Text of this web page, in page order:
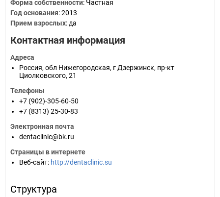
Форма собственности: Частная
Год основания:2013
Прием взрослых: да
Контактная информация
Адреса
Россия, обл Нижегородская, г Дзержинск, пр-кт
Циолковского, 21
Телефоны
+7 (902)-305-60-50
+7 (8313) 25-30-83
Электронная почта
dentaclinic@bk.ru
Страницы в интернете
Веб-сайт: http://dentaclinic.su
Структура